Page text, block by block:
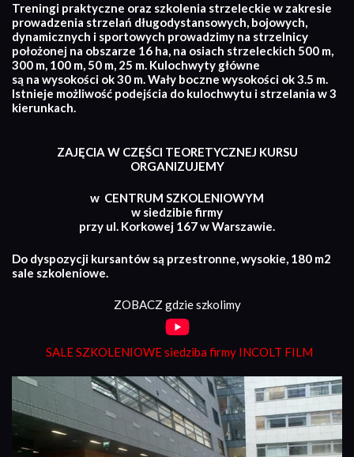
Treningi praktyczne oraz szkolenia strzeleckie w zakresie
prowadzenia strzelań długodystansowych, bojowych,
dynamicznych i sportowych prowadzimy na strzelnicy
położonej na obszarze 16 ha, na osiach strzeleckich 500 m,
300 m, 100 m, 50 m, 25 m. Kulochwyty główne
są na wysokości ok 30 m. Wały boczne wysokości ok 3.5 m.
Istnieje możliwość podejścia do kulochwytu i strzelania w 3
kierunkach.
ZAJĘCIA W CZĘŚCI TEORETYCZNEJ KURSU
ORGANIZUJEMY
w CENTRUM SZKOLENIOWYM
w siedzibie firmy
przy ul. Korkowej 167 w Warszawie.
Do dyspozycji kursantów są przestronne, wysokie, 180 m2
sale szkoleniowe.
ZOBACZ gdzie szkolimy
SALE SZKOLENIOWE siedziba firmy INCOLT FILM